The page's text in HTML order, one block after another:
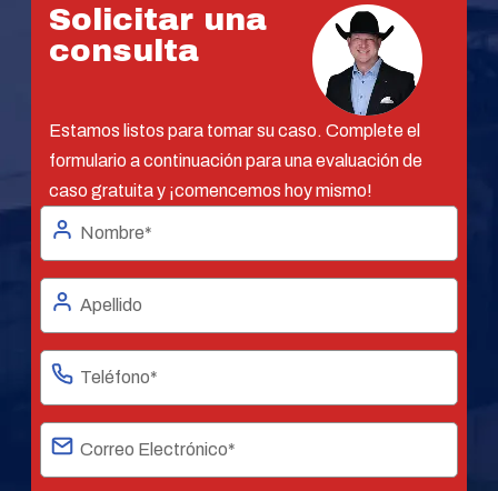
Solicitar una
consulta
Estamos listos para tomar su caso. Complete el
formulario a continuación para una evaluación de
caso gratuita y ¡comencemos hoy mismo!